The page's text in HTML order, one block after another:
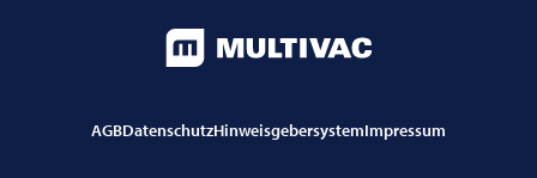
AGBDatenschutzHinweisgebersystemImpressum